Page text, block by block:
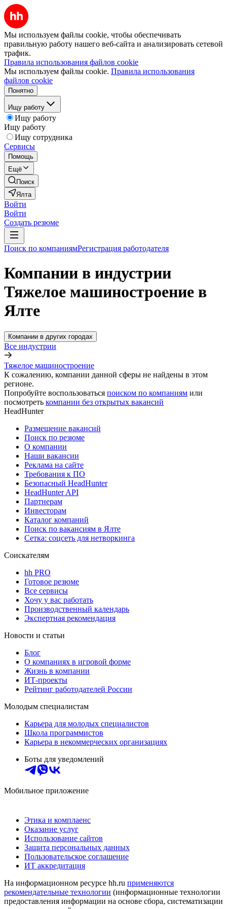
Мы используем файлы cookie, чтобы обеспечивать
правильную работу нашего веб-сайта и анализировать сетевой
трафик.
Правила использования файлов cookie
Мы используем файлы cookie. Правила использования
файлов cookie
Понятно
Ищу работу
Ищу работу
Ищу работу
Ищу сотрудника
Сервисы
Помощь
Ещё
Поиск
Ялта
Войти
Войти
Создать резюме
Поиск по компаниямРегистрация работодателя
Компании в индустрии
Тяжелое машиностроение в
Ялте
Компании в других городах
Все индустрии
Тяжелое машиностроение
К сожалению, компании данной сферы не найдены в этом
регионе.
Попробуйте воспользоваться поиском по компаниям или
посмотреть компании без открытых вакансий
HeadHunter
Размещение вакансий
Поиск по резюме
О компании
Наши вакансии
Реклама на сайте
Требования к ПО
Безопасный HeadHunter
HeadHunter API
Партнерам
Инвесторам
Каталог компаний
Поиск по вакансиям в Ялте
Сетка: соцсеть для нетворкинга
Соискателям
hh PRO
Готовое резюме
Все сервисы
Хочу у вас работать
Производственный календарь
Экспертная рекомендация
Новости и статьи
Блог
О компаниях в игровой форме
Жизнь в компании
ИТ-проекты
Рейтинг работодателей России
Молодым специалистам
Карьера для молодых специалистов
Школа программистов
Карьера в некоммерческих организациях
Боты для уведомлений
Мобильное приложение
Этика и комплаенс
Оказание услуг
Использование сайтов
Защита персональных данных
Пользовательское соглашение
ИТ аккредитация
На информационном ресурсе hh.ru применяются
рекомендательные технологии (информационные технологии
предоставления информации на основе сбора, систематизации